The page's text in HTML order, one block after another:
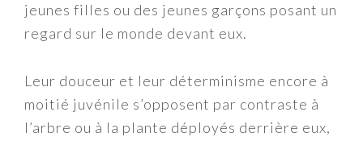
jeunes filles ou des jeunes garçons posant un
regard sur le monde devant eux.
Leur douceur et leur déterminisme encore à
moitié juvénile s’opposent par contraste à
l’arbre ou à la plante déployés derrière eux,